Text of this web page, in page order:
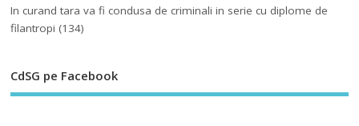
In curand tara va fi condusa de criminali in serie cu diplome de
filantropi (134)
CdSG pe Facebook